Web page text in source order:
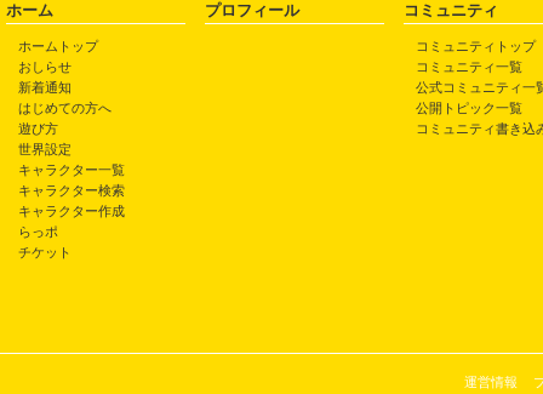
ホーム
ホームトップ
おしらせ
新着通知
はじめての方へ
遊び方
世界設定
キャラクター一覧
キャラクター検索
キャラクター作成
らっポ
チケット
プロフィール コミュニティ
コミュニティトップ
コミュニティ一覧
公式コミュニティ一
公開トピック一覧
コミュニティ書き込
運営情報